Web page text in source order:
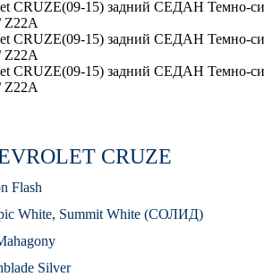
CRUZE
Flash
White, Summit White (СОЛИД)
Silver